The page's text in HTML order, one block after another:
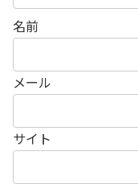
名前
メール
サイト